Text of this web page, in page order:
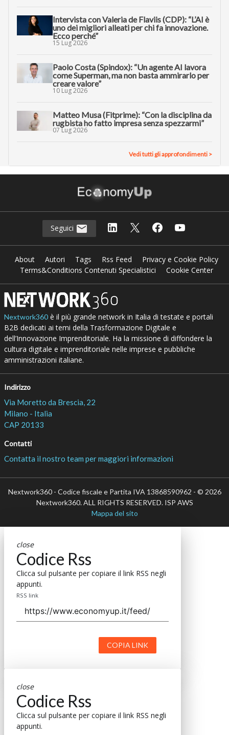
Intervista con Valeria de Flaviis (CDP): “L’AI è
uno dei migliori alleati per chi fa innovazione.
Ecco perché”
15 Lug 2026
Paolo Costa (Spindox): “Un agente AI lavora
come Superman, ma non basta ammirarlo per
creare valore”
10 Lug 2026
Matteo Musa (Fitprime): “Con la disciplina da
rugbista ho fatto impresa senza spezzarmi”
07 Lug 2026
Vedi tutti gli approfondimenti >
Seguici
About Autori Tags Rss Feed
Privacy e Cookie Policy
Terms&Conditions Contenuti Specialistici
Cookie Center
Nextwork360è il più grande network in Italia di testate e portali
B2B dedicati ai temi della Trasformazione Digitale e
dell’Innovazione Imprenditoriale. Ha la missione di diffondere la
cultura digitale e imprenditoriale nelle imprese e pubbliche
amministrazioni italiane.
Indirizzo
Via Moretto da Brescia, 22
Milano - Italia
CAP 20133
Contatti
Contatta il nostro team per maggiori informazioni
Nextwork360 - Codice fiscale e Partita IVA 13868590962 - © 2026
Nextwork360. ALL RIGHTS RESERVED. ISP AWS
Mappa del sito
close
Codice Rss
Clicca sul pulsante per copiare il link RSS negli
appunti.
RSS link
COPIA LINK
close
Codice Rss
Clicca sul pulsante per copiare il link RSS negli
appunti.